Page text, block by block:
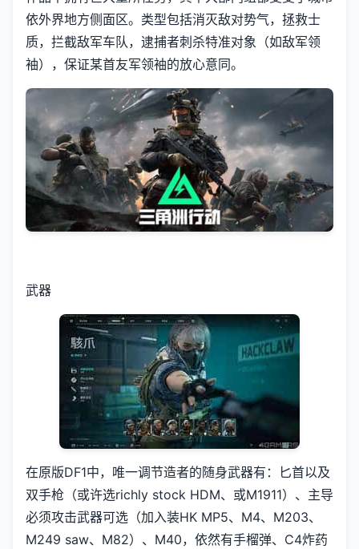
依外界地方侧面区。类型包括消灭敌对势气，拯救士
质，拦截敌军车队，逮捕者刺杀特准对象（如敌军领
袖），保证某首友军领袖的放心意同。
武器
在原版DF1中，唯一调节造者的随身武器有：匕首以及
双手枪（或许选richly stock HDM、或M1911）、主导
必须攻击武器可选（加入装HK MP5、M4、M203、
M249 saw、M82）、M40，依然有手榴弹、C4炸药